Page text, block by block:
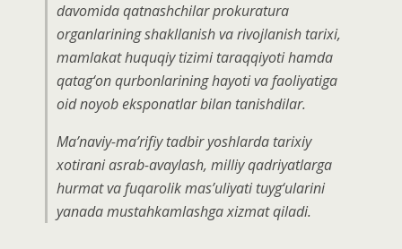
davomida qatnashchilar prokuratura
organlarining shakllanish va rivojlanish tarixi,
mamlakat huquqiy tizimi taraqqiyoti hamda
qatag‘on qurbonlarining hayoti va faoliyatiga
oid noyob eksponatlar bilan tanishdilar.
Ma’naviy-ma’rifiy tadbir yoshlarda tarixiy
xotirani asrab-avaylash, milliy qadriyatlarga
hurmat va fuqarolik mas’uliyati tuyg‘ularini
yanada mustahkamlashga xizmat qiladi.